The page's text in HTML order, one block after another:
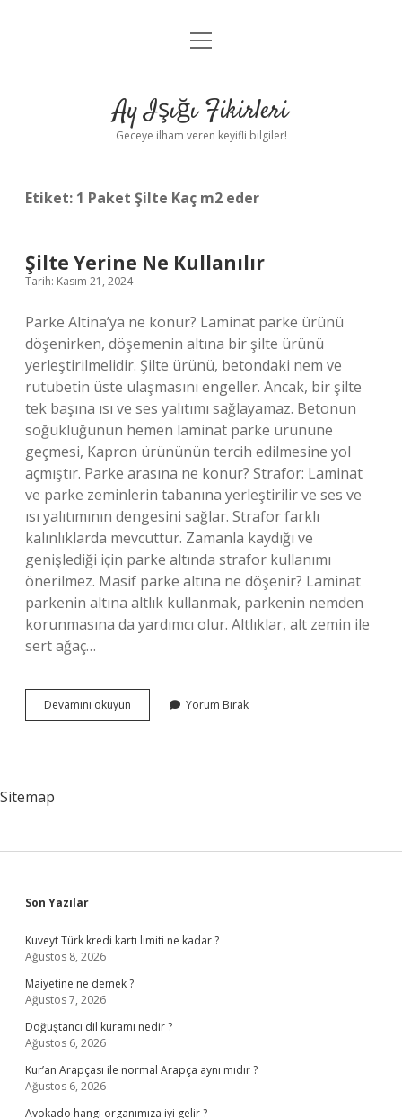
Anasayfa
Yasal Uyarı
menüyü
Ay Işığı Fikirleri
Geceye ilham veren keyifli bilgiler!
Etiket: 1 Paket Şilte Kaç m2 eder
Şilte Yerine Ne Kullanılır
Tarih: Kasım 21, 2024
Parke Altina’ya ne konur? Laminat parke ürünü
döşenirken, döşemenin altına bir şilte ürünü
yerleştirilmelidir. Şilte ürünü, betondaki nem ve
rutubetin üste ulaşmasını engeller. Ancak, bir şilte
tek başına ısı ve ses yalıtımı sağlayamaz. Betonun
soğukluğunun hemen laminat parke ürününe
geçmesi, Kapron ürününün tercih edilmesine yol
açmıştır. Parke arasına ne konur? Strafor: Laminat
ve parke zeminlerin tabanına yerleştirilir ve ses ve
ısı yalıtımının dengesini sağlar. Strafor farklı
kalınlıklarda mevcuttur. Zamanla kaydığı ve
genişlediği için parke altında strafor kullanımı
önerilmez. Masif parke altına ne döşenir? Laminat
parkenin altına altlık kullanmak, parkenin nemden
korunmasına da yardımcı olur. Altlıklar, alt zemin ile
sert ağaç…
Devamını okuyun
Yerine
Yorum Bırak
Sitemap
Sidebar
Son Yazılar
Kuveyt Türk kredi kartı limiti ne kadar ?
Ağustos 8, 2026
Maiyetine ne demek ?
Ağustos 7, 2026
Doğuştancı dil kuramı nedir ?
Ağustos 6, 2026
Kur’an Arapçası ile normal Arapça aynı mıdır ?
Ağustos 6, 2026
Avokado hangi organımıza iyi gelir ?